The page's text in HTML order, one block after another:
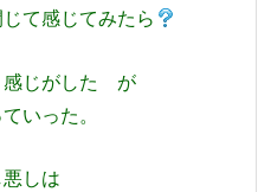
て感じてみたら
感じがした が
いった。
しは